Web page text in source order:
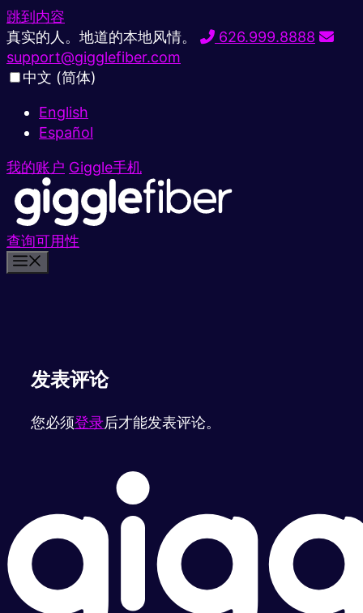
跳到内容
真实的人。地道的本地风情。
626.999.8888
support@gigglefiber.com
中文 (简体)
English
Español
我的账户 Giggle手机
查询可用性
发表评论
您必须登录后才能发表评论。